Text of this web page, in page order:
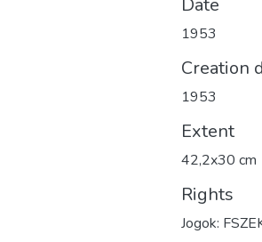
Date
1953
Creation
1953
Extent
42,2x30 cm
Rights
Jogok: